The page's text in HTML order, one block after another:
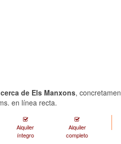
de Els Manxons,
en línea recta.
Alquiler
íntegro
Alquiler
completo